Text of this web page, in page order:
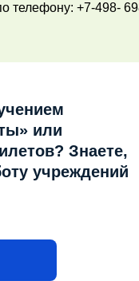
телефону: +7-498-
или
Знаете,
учреждений